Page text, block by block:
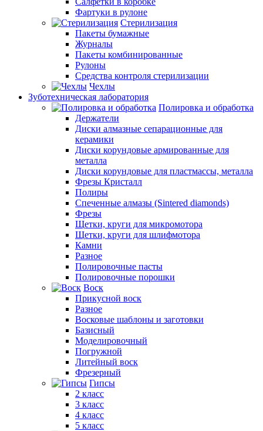
Фартуки в рулоне
Стерилизация
Пакеты бумажные
Журналы
Пакеты комбинированные
Рулоны
Средства контроля стерилизации
Чехлы
Зуботехническая лаборатория
Полировка и обработка
Держатели
Диски алмазные сепарационные для
керамики
Диски корундовые армированные для
металла
Диски корундовые для пластмассы, металла
Фрезы Кристалл
Полиры
Спеченные алмазы (Sintered diamonds)
Фрезы
Щетки, круги для микромотора
Щетки, круги для шлифмотора
Камни
Разное
Полировочные пасты
Полировочные порошки
Воск
Прикусной воск
Разное
Восковые шаблоны и заготовки
Базисный
Моделировочный
Погружной
Литейный воск
Фрезерный
Гипсы
2 класс
3 класс
4 класс
5 класс